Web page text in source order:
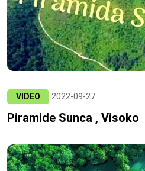
VIDEO 2022-09-27
Piramide Sunca , Visoko